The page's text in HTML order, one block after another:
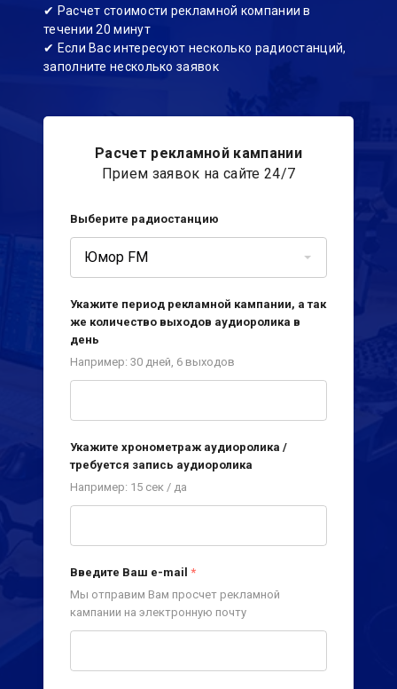
✔ Расчет стоимости рекламной компании в
течении 20 минут
✔ Если Вас интересуют несколько радиостанций,
заполните несколько заявок
Расчет рекламной кампании
Прием заявок на сайте 24/7
Выберите радиостанцию
Юмор FM
Укажите период рекламной кампании, а так
же количество выходов аудиоролика в
день
Например: 30 дней, 6 выходов
Укажите хронометраж аудиоролика /
требуется запись аудиоролика
Например: 15 сек / да
Введите Ваш e-mail *
Мы отправим Вам просчет рекламной
кампании на электронную почту